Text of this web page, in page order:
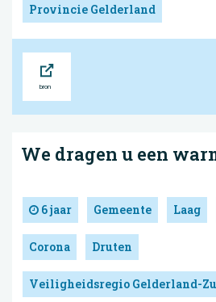
Provincie Gelderland
We dragen u een
6 jaar Gemeente Laag
Corona Druten
Veiligheidsregio Gelderland-